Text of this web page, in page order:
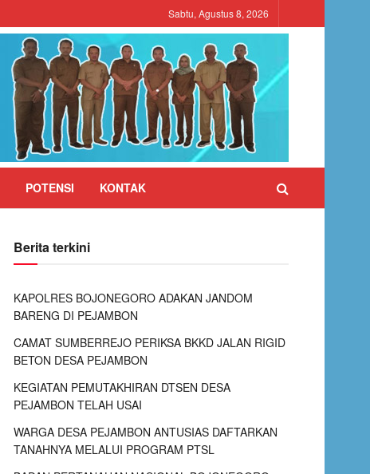
Sabtu, Agustus 8, 2026
POTENSI KONTAK
Berita terkini
KAPOLRES BOJONEGORO ADAKAN JANDOM
BARENG DI PEJAMBON
CAMAT SUMBERREJO PERIKSA BKKD JALAN RIGID
BETON DESA PEJAMBON
KEGIATAN PEMUTAKHIRAN DTSEN DESA
PEJAMBON TELAH USAI
WARGA DESA PEJAMBON ANTUSIAS DAFTARKAN
TANAHNYA MELALUI PROGRAM PTSL